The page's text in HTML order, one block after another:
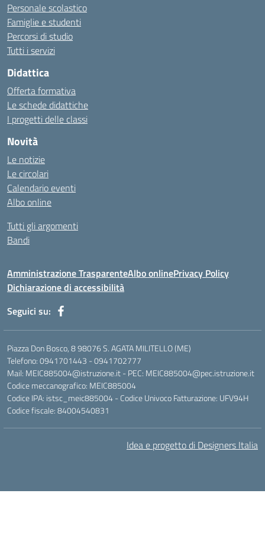
Personale scolastico
Famiglie e studenti
Percorsi di studio
Tutti i servizi
Didattica
Offerta formativa
Le schede didattiche
I progetti delle classi
Novità
Le notizie
Le circolari
Calendario eventi
Albo online
Tutti gli argomenti
Bandi
Amministrazione TrasparenteAlbo onlinePrivacy Policy
Dichiarazione di accessibilità
Seguici su:
Piazza Don Bosco, 8 98076 S. AGATA MILITELLO (ME)
Telefono: 0941701443 - 0941702777
Mail: MEIC885004@istruzione.it - PEC: MEIC885004@pec.istruzione.it
Codice meccanografico: MEIC885004
Codice IPA: istsc_meic885004 - Codice Univoco Fatturazione: UFV94H
Codice fiscale: 84004540831
Idea e progetto di Designers Italia